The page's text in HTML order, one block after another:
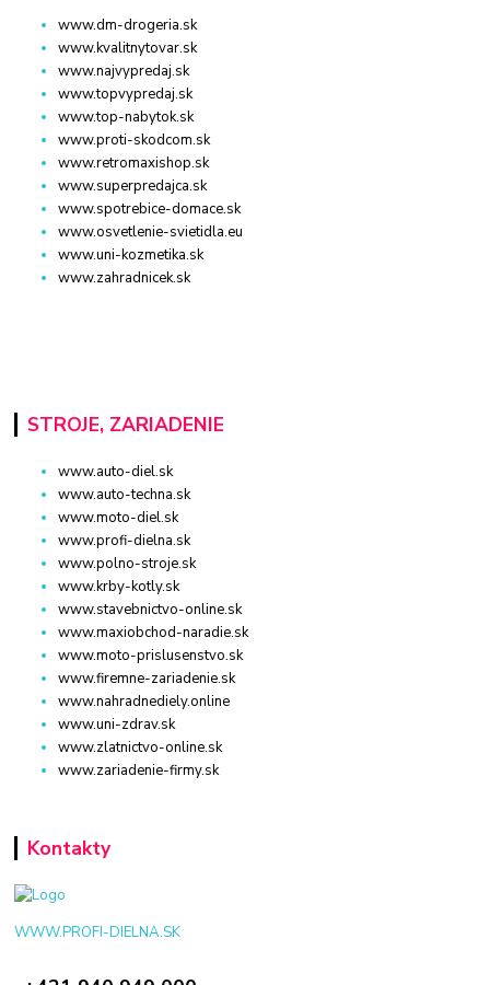
www.dm-drogeria.sk
www.kvalitnytovar.sk
www.najvypredaj.sk
www.topvypredaj.sk
www.top-nabytok.sk
www.proti-skodcom.sk
www.retromaxishop.sk
www.superpredajca.sk
www.spotrebice-domace.sk
www.osvetlenie-svietidla.eu
www.uni-kozmetika.sk
www.zahradnicek.sk
STROJE, ZARIADENIE
www.auto-diel.sk
www.auto-techna.sk
www.moto-diel.sk
www.profi-dielna.sk
www.polno-stroje.sk
www.krby-kotly.sk
www.stavebnictvo-online.sk
www.maxiobchod-naradie.sk
www.moto-prislusenstvo.sk
www.firemne-zariadenie.sk
www.nahradnediely.online
www.uni-zdrav.sk
www.zlatnictvo-online.sk
www.zariadenie-firmy.sk
Kontakty
WWW.PROFI-DIELNA.SK